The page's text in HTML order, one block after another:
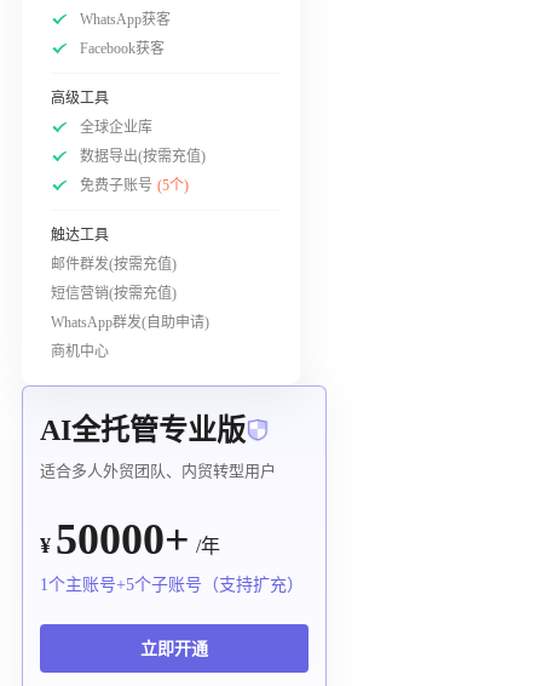
WhatsApp获客
Facebook获客
高级工具
全球企业库
数据导出(按需充值)
免费子账号 (5个)
触达工具
邮件群发(按需充值)
短信营销(按需充值)
WhatsApp群发(自助申请)
商机中心
AI全托管专业版
适合多人外贸团队、内贸转型用户
¥ 50000+ /年
1个主账号+5个子账号（支持扩充）
立即开通